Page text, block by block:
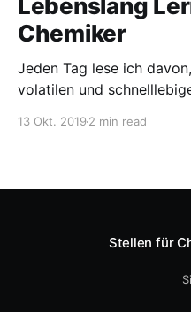
Lebenslang
Chemiker
Jeden Tag lese ich
volatilen und
13 Okt. 2019 2 min read
Stellen für